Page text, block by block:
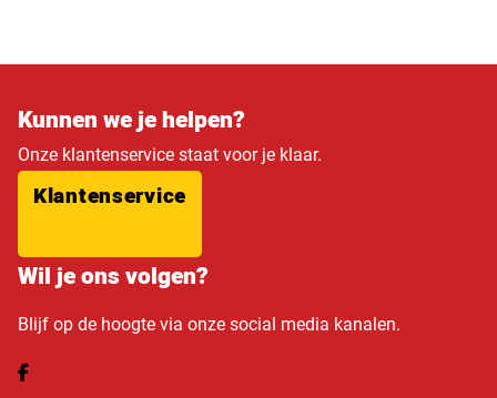
Kunnen we je helpen?
Onze klantenservice staat voor je klaar.
Klantenservice
Wil je ons volgen?
Blijf op de hoogte via onze social media kanalen.